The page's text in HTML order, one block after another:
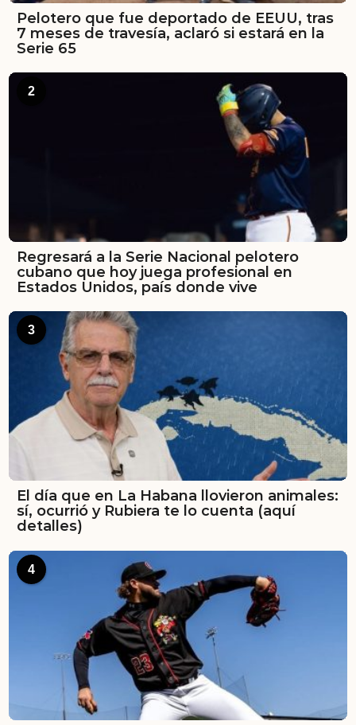
Pelotero que fue deportado de EEUU, tras
7 meses de travesía, aclaró si estará en la
Serie 65
2
Regresará a la Serie Nacional pelotero
cubano que hoy juega profesional en
Estados Unidos, país donde vive
3
El día que en La Habana llovieron animales:
sí, ocurrió y Rubiera te lo cuenta (aquí
detalles)
4